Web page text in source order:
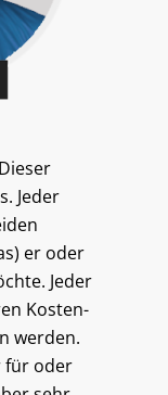
Jeder
er oder
Jeder
Kosten-
werden.
für oder